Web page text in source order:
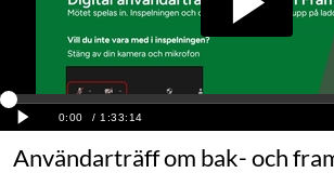
Användarträff om bak- och